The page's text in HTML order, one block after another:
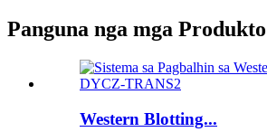
Panguna nga mga Produkto
Western Blotting...